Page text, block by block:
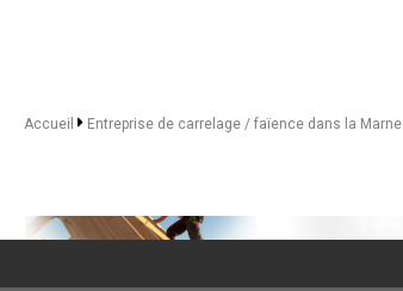
Accueil Entreprise de carrelage / faïence dans la Marne